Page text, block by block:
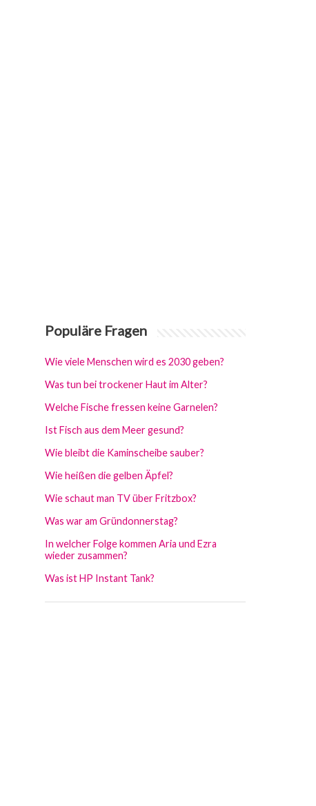
Populäre Fragen
Wie viele Menschen wird es 2030 geben?
Was tun bei trockener Haut im Alter?
Welche Fische fressen keine Garnelen?
Ist Fisch aus dem Meer gesund?
Wie bleibt die Kaminscheibe sauber?
Wie heißen die gelben Äpfel?
Wie schaut man TV über Fritzbox?
Was war am Gründonnerstag?
In welcher Folge kommen Aria und Ezra
wieder zusammen?
Was ist HP Instant Tank?